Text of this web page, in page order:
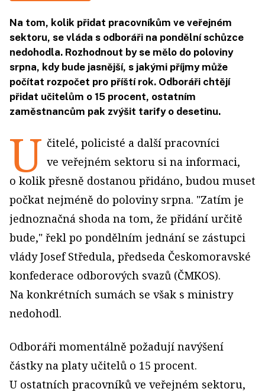
Na tom, kolik přidat pracovníkům ve veřejném
sektoru, se vláda s odboráři na pondělní schůzce
nedohodla. Rozhodnout by se mělo do poloviny
srpna, kdy bude jasnější, s jakými příjmy může
počítat rozpočet pro příští rok. Odboráři chtějí
přidat učitelům o 15 procent, ostatním
zaměstnancům pak zvýšit tarify o desetinu.
U čitelé, policisté a další pracovníci
ve veřejném sektoru si na informaci,
o kolik přesně dostanou přidáno, budou muset
počkat nejméně do poloviny srpna. "Zatím je
jednoznačná shoda na tom, že přidání určitě
bude," řekl po pondělním jednání se zástupci
vlády Josef Středula, předseda Českomoravské
konfederace odborových svazů (ČMKOS).
Na konkrétních sumách se však s ministry
nedohodl.
Odboráři momentálně požadují navýšení
částky na platy učitelů o 15 procent.
U ostatních pracovníků ve veřejném sektoru,